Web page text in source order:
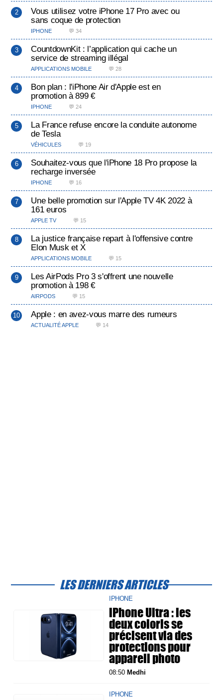
Vous utilisez votre iPhone 17 Pro avec ou
sans coque de protection
IPHONE 💬 34
CountdownKit : l’application qui cache un
service de streaming illégal
APPLICATIONS MOBILE 💬 28
Bon plan : l'iPhone Air d'Apple est en
promotion à 899 €
IPHONE 💬 24
La France refuse encore la conduite autonome
de Tesla
VÉHICULES 💬 19
Souhaitez-vous que l'iPhone 18 Pro propose la
recharge inversée
IPHONE 💬 16
Une belle promotion sur l'Apple TV 4K 2022 à
161 euros
APPLE TV 💬 15
La justice française repart à l'offensive contre
Elon Musk et X
APPLICATIONS MOBILE 💬 15
Les AirPods Pro 3 s'offrent une nouvelle
promotion à 198 €
AIRPODS 💬 15
Apple : en avez-vous marre des rumeurs
ACTUALITÉ APPLE 💬 14
LES DERNIERS ARTICLES
IPHONE
iPhone Ultra : les
deux coloris se
précisent via des
protections pour
appareil photo
08:50 Medhi
IPHONE